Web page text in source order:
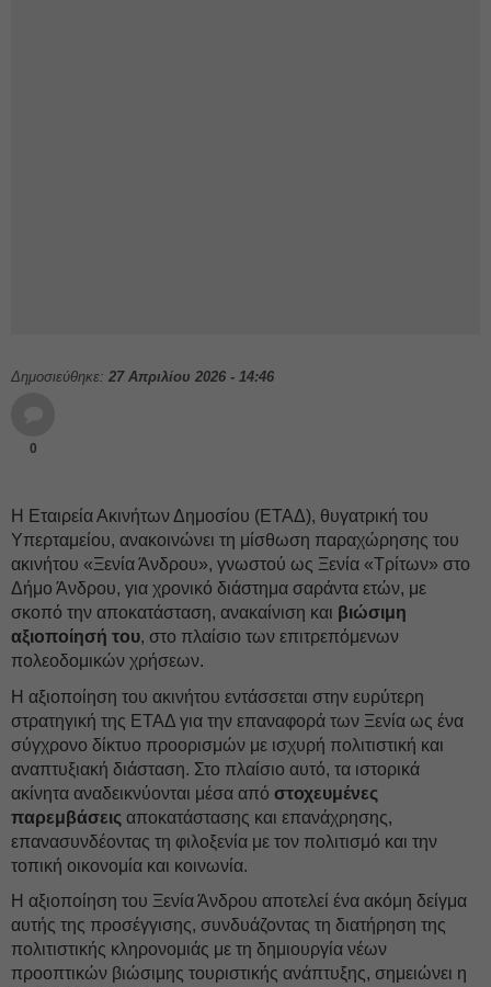
Δημοσιεύθηκε: 27 Απριλίου 2026 - 14:46
0
Η Εταιρεία Ακινήτων Δημοσίου (ΕΤΑΔ), θυγατρική του
Υπερταμείου, ανακοινώνει τη μίσθωση παραχώρησης του
ακινήτου «Ξενία Άνδρου», γνωστού ως Ξενία «Τρίτων» στο
Δήμο Άνδρου, για χρονικό διάστημα σαράντα ετών, με
σκοπό την αποκατάσταση, ανακαίνιση και βιώσιμη
αξιοποίησή του, στο πλαίσιο των επιτρεπόμενων
πολεοδομικών χρήσεων.
Η αξιοποίηση του ακινήτου εντάσσεται στην ευρύτερη
στρατηγική της ΕΤΑΔ για την επαναφορά των Ξενία ως ένα
σύγχρονο δίκτυο προορισμών με ισχυρή πολιτιστική και
αναπτυξιακή διάσταση. Στο πλαίσιο αυτό, τα ιστορικά
ακίνητα αναδεικνύονται μέσα από στοχευμένες
παρεμβάσεις αποκατάστασης και επανάχρησης,
επανασυνδέοντας τη φιλοξενία με τον πολιτισμό και την
τοπική οικονομία και κοινωνία.
Η αξιοποίηση του Ξενία Άνδρου αποτελεί ένα ακόμη δείγμα
αυτής της προσέγγισης, συνδυάζοντας τη διατήρηση της
πολιτιστικής κληρονομιάς με τη δημιουργία νέων
προοπτικών βιώσιμης τουριστικής ανάπτυξης, σημειώνει η